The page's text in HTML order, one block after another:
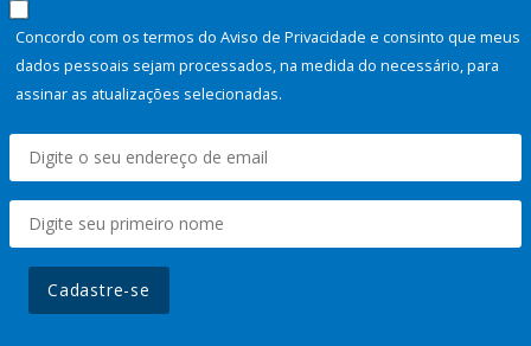
Concordo com os termos do Aviso de Privacidade e consinto que meus
dados pessoais sejam processados, na medida do necessário, para
assinar as atualizações selecionadas.
Cadastre-se